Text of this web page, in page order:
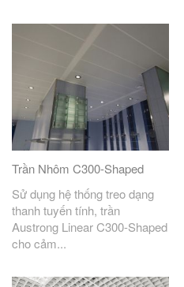
Trần Nhôm C300-Shaped
Sử dụng hệ thống treo dạng
thanh tuyến tính, trần
Austrong Linear C300-Shaped
cho cảm...